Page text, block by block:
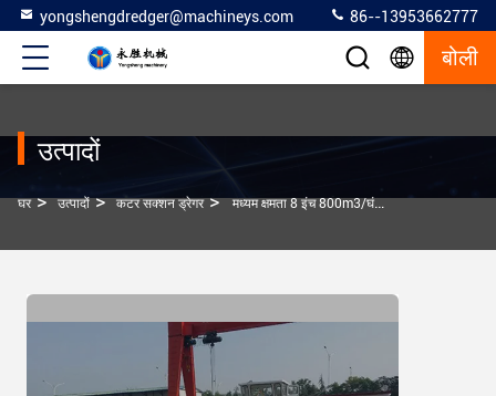
yongshengdredger@machineys.com 86--13953662777
बोली
उत्पादों
घर > उत्पादों > कटर सक्शन ड्रेगर > मध्यम क्षमता 8 इंच 800m3/घंटा कटर सक्शन ड्रेजर ड्रेजिंग उपकरण/नदी रेत खनन के लिए